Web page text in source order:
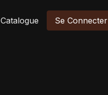
Catalogue Se Connecter